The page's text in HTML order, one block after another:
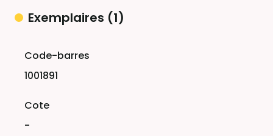
Exemplaires (1)
1001891
-